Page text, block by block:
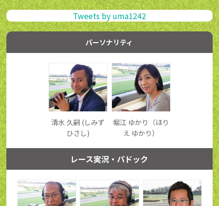
Tweets by uma1242
パーソナリティ
清水 久嗣 (しみず
ひさし)
堀江 ゆかり（ほり
え ゆかり）
レース実況・パドック